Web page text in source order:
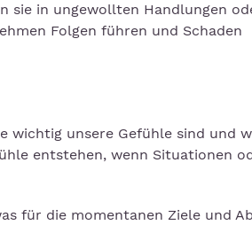
sie in ungewollten Handlungen
Folgen führen und Schaden
wichtig unsere Gefühle sind und
entstehen, wenn Situationen
für die momentanen Ziele und